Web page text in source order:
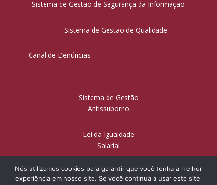
Sistema de Gestão de Segurança da Informação
Sistema de Gestão de Qualidade
Canal de Denúncias
Sistema de Gestão
Antissuborno
Lei da Igualdade
Salarial
Nós utilizamos cookies para garantir que você tenha a melhor
experiência em nosso site. Se você continua a usar este site,